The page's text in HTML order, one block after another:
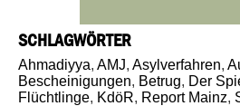
SCHLAGWÖRTER
Ahmadiyya, AMJ, Asylverfahren,
Bescheinigungen, Betrug, Der
Flüchtlinge, KdöR, Report Mainz,